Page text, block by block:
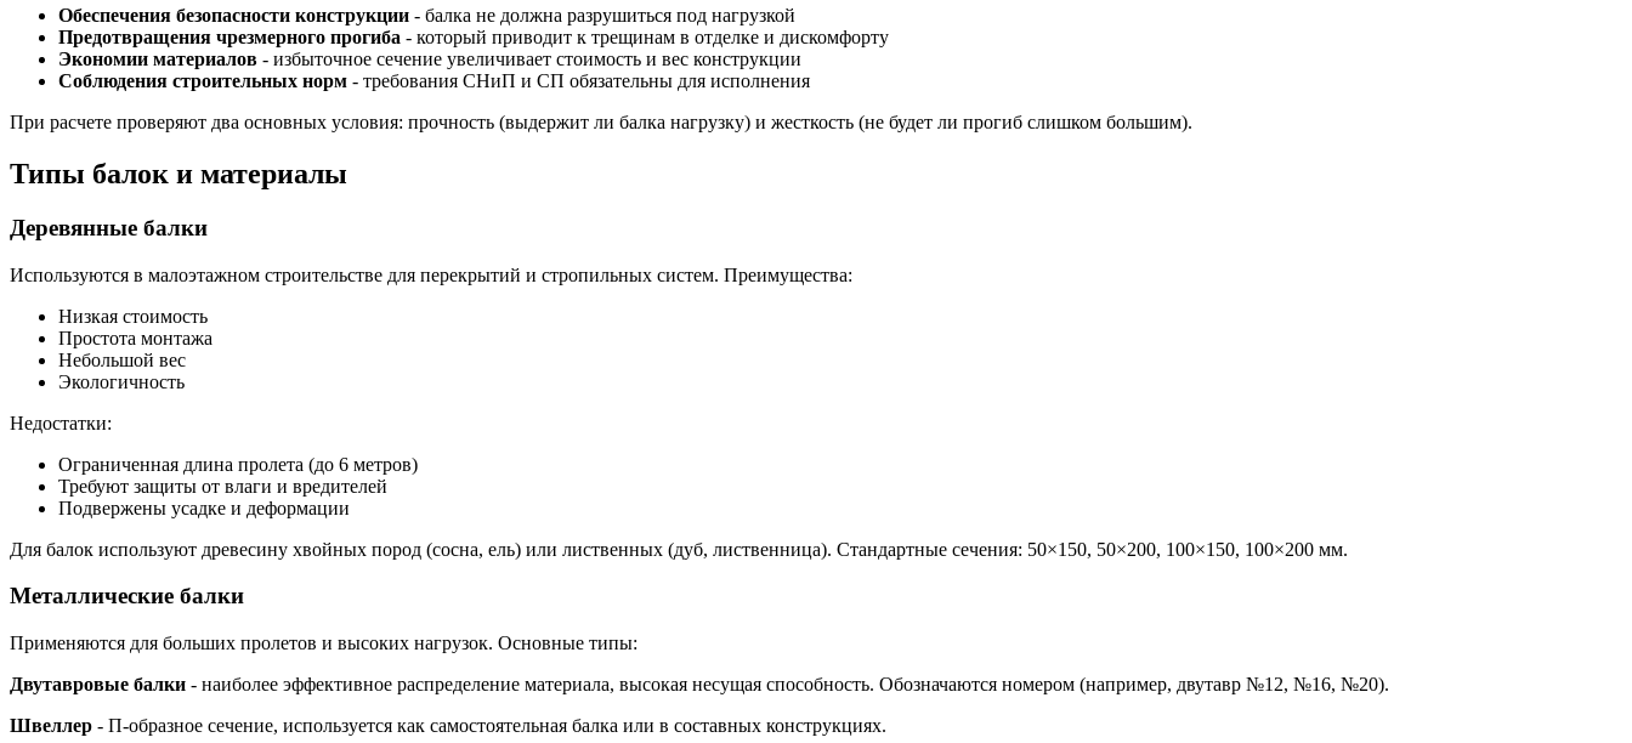
Обеспечения безопасности конструкции - балка не должна разрушиться под нагрузкой
Предотвращения чрезмерного прогиба - который приводит к трещинам в отделке и дискомфорту
Экономии материалов - избыточное сечение увеличивает стоимость и вес конструкции
Соблюдения строительных норм - требования СНиП и СП обязательны для исполнения
При расчете проверяют два основных условия: прочность (выдержит ли балка нагрузку) и жесткость (не будет ли прогиб слишком большим).
Типы балок и материалы
Деревянные балки
Используются в малоэтажном строительстве для перекрытий и стропильных систем. Преимущества:
Низкая стоимость
Простота монтажа
Небольшой вес
Экологичность
Недостатки:
Ограниченная длина пролета (до 6 метров)
Требуют защиты от влаги и вредителей
Подвержены усадке и деформации
Для балок используют древесину хвойных пород (сосна, ель) или лиственных (дуб, лиственница). Стандартные сечения: 50×150, 50×200, 100×150, 100×200 мм.
Металлические балки
Применяются для больших пролетов и высоких нагрузок. Основные типы:
Двутавровые балки - наиболее эффективное распределение материала, высокая несущая способность. Обозначаются номером (например, двутавр №12, №16, №20).
Швеллер - П-образное сечение, используется как самостоятельная балка или в составных конструкциях.